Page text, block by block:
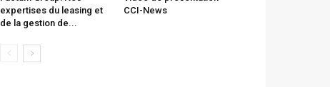
expertises du leasing et
de la gestion de...
CCI-News